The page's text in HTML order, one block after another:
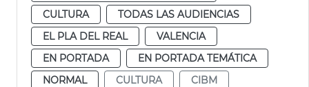
CULTURA
TODAS LAS AUDIENCIAS
EL PLA DEL REAL
VALENCIA
EN PORTADA
EN PORTADA TEMÁTICA
NORMAL
CULTURA
CIBM